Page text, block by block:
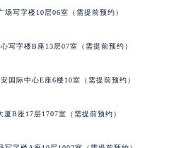
写字楼10层06室（需提前预约）
写字楼B座13层07室（需提前预约）
国际中心E座6楼10室（需提前预约）
B座17层1707室（需提前预约）